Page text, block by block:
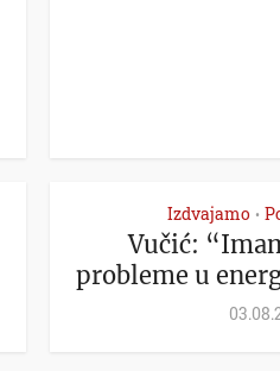
Izdvajamo •
Vučić:
probleme u